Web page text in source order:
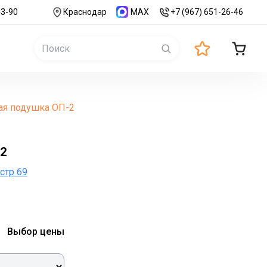
90 Краснодар MAX +7 (967) 651-26-46
подушка ОП-2
69
Выбор цены